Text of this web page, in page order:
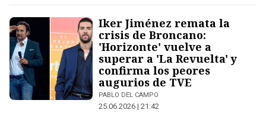
Iker Jiménez remata la
crisis de Broncano:
'Horizonte' vuelve a
superar a 'La Revuelta' y
confirma los peores
augurios de TVE
PABLO DEL CAMPO
25.06.2026 | 21:42